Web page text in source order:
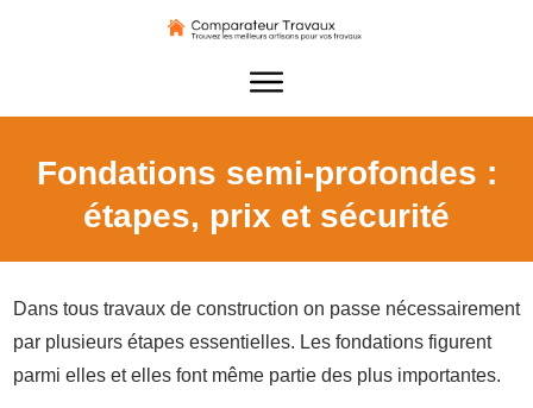
Fondations semi-profondes :
étapes, prix et sécurité
Dans tous travaux de construction on passe nécessairement
par plusieurs étapes essentielles. Les fondations figurent
parmi elles et elles font même partie des plus importantes.